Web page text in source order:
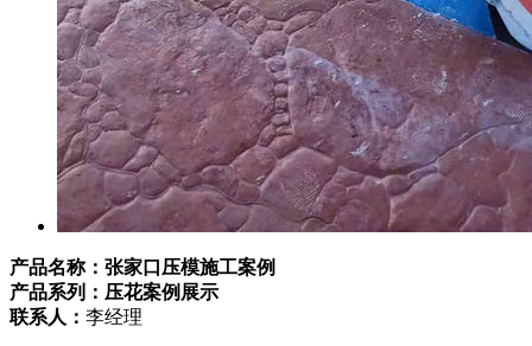
产品名称：张家口压模施工案例
产品系列：压花案例展示
联系人： 李经理